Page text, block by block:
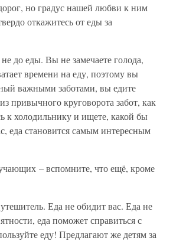
но градус нашей любви к ним
откажитесь от еды за
до еды. Вы не замечаете голода,
времени на еду, поэтому вы
важными заботами, вы едите
привычного круговорота забот, как
к холодильнику и ищете, какой бы
еда становится самым интересным
– вспомните, что ещё, кроме
Еда не обидит вас. Еда не
еда поможет справиться с
еду! Предлагают же детям за